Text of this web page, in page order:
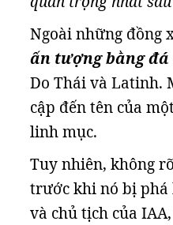
Ngoài những đồng
ấn tượng bằng đá
Do Thái và Latinh.
cập đến tên của
linh mục.
Tuy nhiên, không
trước khi nó bị phá
và chủ tịch của